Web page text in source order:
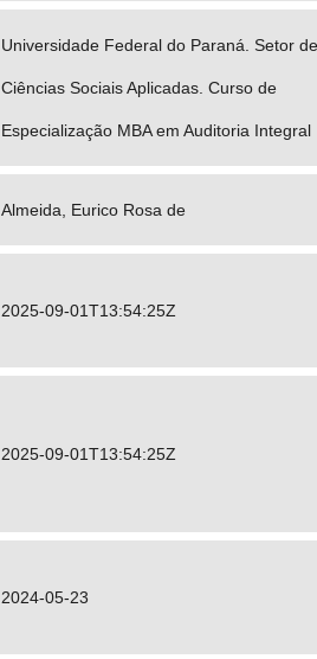
Universidade Federal do Paraná. Setor de
Ciências Sociais Aplicadas. Curso de
Especialização MBA em Auditoria Integral
Almeida, Eurico Rosa de
2025-09-01T13:54:25Z
2025-09-01T13:54:25Z
2024-05-23